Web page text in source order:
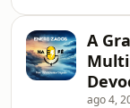
A
ago 4,